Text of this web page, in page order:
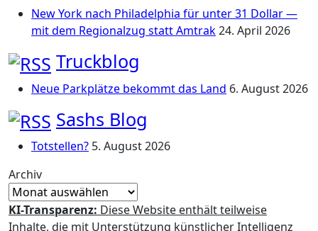
New York nach Philadelphia für unter 31 Dollar —
mit dem Regionalzug statt Amtrak24. April 2026
Truckblog
Neue Parkplätze bekommt das Land 6. August 2026
Sashs Blog
Totstellen? 5. August 2026
Archiv
KI-Transparenz: Diese Website enthält teilweise
Inhalte, die mit Unterstützung künstlicher Intelligenz